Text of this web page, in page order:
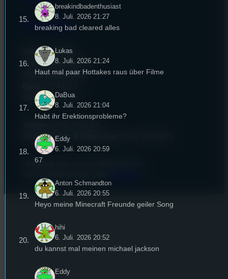
EPK & Presse
Studentenfunk
Universitätsstraße 31
93053 Regensburg
Studio:SH 1.39
Studio Call-In & WhatsApp:
Überblick über unsere Mailadressen
breakindbadenthusiast
8. Juli. 2026 21:27
breaking bad cleared alles
Lukas
8. Juli. 2026 21:24
Haut mal paar Hottakes raus über Filme
DaBua
8. Juli. 2026 21:04
Habt ihr Erektionsprobleme?
Eddy
6. Juli. 2026 20:59
67
Anton Schmandton
6. Juli. 2026 20:55
Heyo meine Minecraft Freunde geiler Song
hihi
6. Juli. 2026 20:52
du kannst mal meinen michael jackson
Eddy